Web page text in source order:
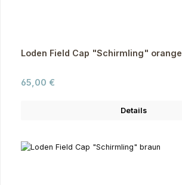
Loden Field Cap "Schirmling" orange
Regulärer Preis:
65,00 €
Details